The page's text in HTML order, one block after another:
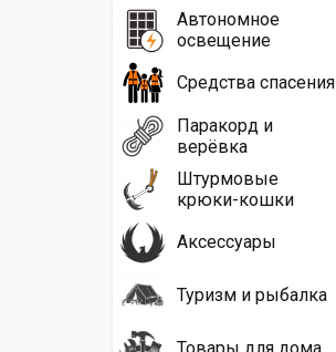
Автономное
освещение
Средства спасения
Паракорд и
верёвка
Штурмовые
крюки-кошки
Аксессуары
Туризм и рыбалка